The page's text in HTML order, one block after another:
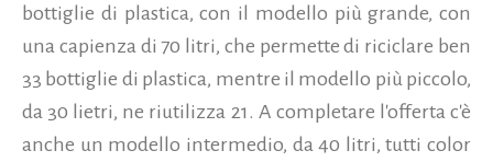
bottiglie di plastica, con il modello più grande, con
una capienza di 70 litri, che permette di riciclare ben
33 bottiglie di plastica, mentre il modello più piccolo,
da 30 lietri, ne riutilizza 21. A completare l'offerta c'è
anche un modello intermedio, da 40 litri, tutti color